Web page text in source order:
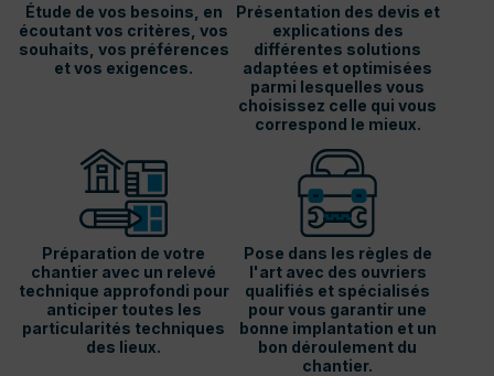
Étude de vos besoins, en
écoutant vos critères, vos
souhaits, vos préférences
et vos exigences.
Présentation des devis et
explications des
différentes solutions
adaptées et optimisées
parmi lesquelles vous
choisissez celle qui vous
correspond le mieux.
Préparation de votre
chantier avec un relevé
technique approfondi pour
anticiper toutes les
particularités techniques
des lieux.
Pose dans les règles de
l'art avec des ouvriers
qualifiés et spécialisés
pour vous garantir une
bonne implantation et un
bon déroulement du
chantier.